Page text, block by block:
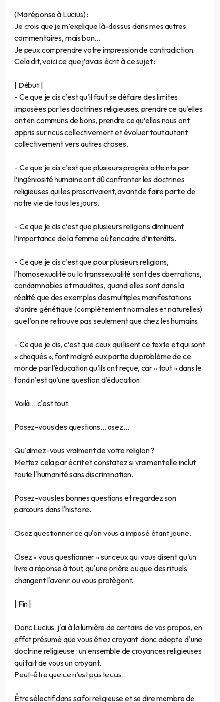
(Ma réponse à Lucius) :
Je crois que je m’explique là-dessus dans mes autres
commentaires, mais bon…
Je peux comprendre votre impression de contradiction.
Cela dit, voici ce que j’avais écrit à ce sujet :
| Début |
- Ce que je dis c’est qu’il faut se défaire des limites
imposées par les doctrines religieuses, prendre ce qu’elles
ont en communs de bons, prendre ce qu’elles nous ont
appris sur nous collectivement et évoluer tout autant
collectivement vers autres choses.
- Ce que je dis c’est que plusieurs progrès atteints par
l’ingéniosité humaine ont dû confronter les doctrines
religieuses qui les proscrivaient, avant de faire partie de
notre vie de tous les jours.
- Ce que je dis c’est que plusieurs religions diminuent
l’importance de la femme où l’encadre d’interdits.
- Ce que je dis c’est que pour plusieurs religions,
l’homosexualité ou la transsexualité sont des aberrations,
condamnables et maudites, quand elles sont dans la
réalité que des exemples des multiples manifestations
d’ordre génétique (complètement normales et naturelles)
que l’on ne retrouve pas seulement que chez les humains.
- Ce que je dis, c’est que ceux qui lisent ce texte et qui sont
« choqués », font malgré eux partie du problème de ce
monde par l’éducation qu’ils ont reçue, car « tout » dans le
fond n’est qu’une question d’éducation.
Voilà... c'est tout.
Posez-vous des questions... osez...
Qu'aimez-vous vraiment de votre religion ?
Mettez cela par écrit et constatez si vraiment elle inclut
toute l'humanité sans discrimination.
Posez-vous les bonnes questions et regardez son
parcours dans l'histoire.
Osez questionner ce qu'on vous a imposé étant jeune.
Osez « vous questionner » sur ceux qui vous disent qu'un
livre a réponse à tout, qu'une prière ou que des rituels
changent l'avenir ou vous protègent.
| Fin |
Donc Lucius, j'ai à la lumière de certains de vos propos, en
effet présumé que vous étiez croyant, donc adepte d'une
doctrine religieuse : un ensemble de croyances religieuses
qui fait de vous un croyant.
Peut-être que ce n’est pas le cas.
Être sélectif dans sa foi religieuse et se dire membre de